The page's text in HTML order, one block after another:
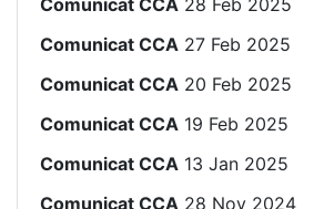
Comunicat CCA 28 Feb 2025
Comunicat CCA 27 Feb 2025
Comunicat CCA 20 Feb 2025
Comunicat CCA 19 Feb 2025
Comunicat CCA 13 Jan 2025
Comunicat CCA 28 Nov 2024